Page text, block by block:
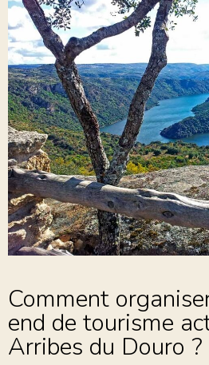
Comment
end de tourisme
Arribes du Douro ?